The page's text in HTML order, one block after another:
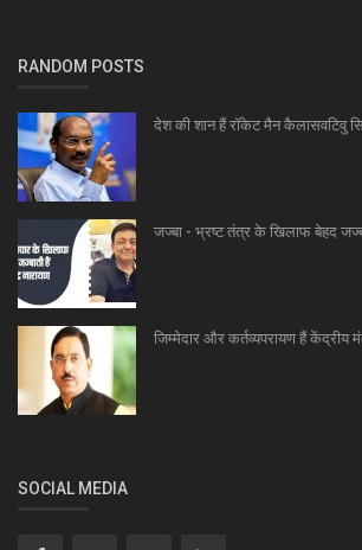
RANDOM POSTS
देश की शान हैं रॉकेट मैन कैलासवटिवु
जज्बा - भ्रष्ट तंत्र के खिलाफ बेहद
जिम्मेदार और कर्तव्यपरायण हैं केंद्रीय
SOCIAL MEDIA